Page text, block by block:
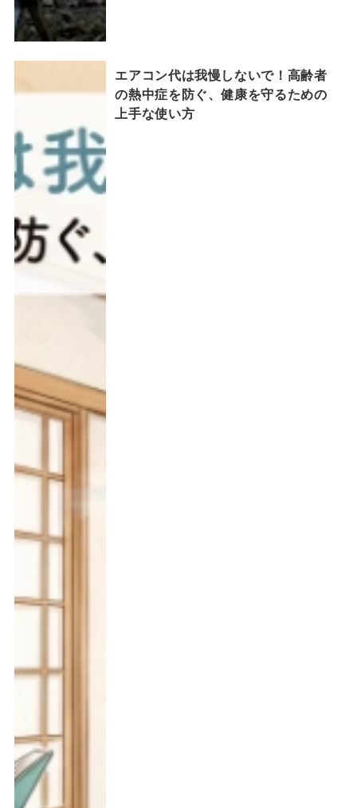
エアコン代は我慢しないで！高齢者
の熱中症を防ぐ、健康を守るための
上手な使い方